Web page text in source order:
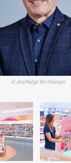
© dm/Helge Kirchberger